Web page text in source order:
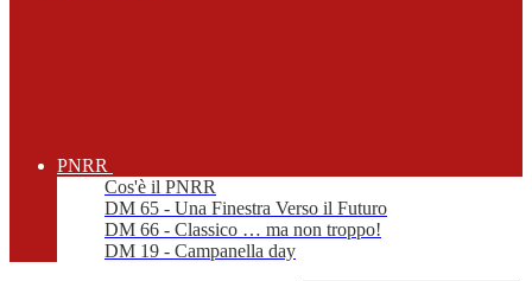
PNRR
Cos'è il PNRR
DM 65 - Una Finestra Verso il Futuro
DM 66 - Classico … ma non troppo!
DM 19 - Campanella day